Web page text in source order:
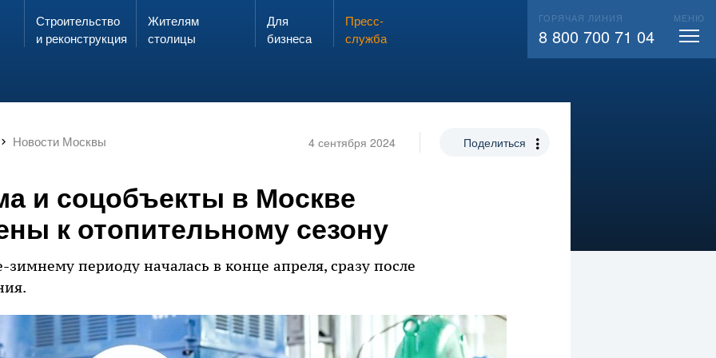
Запах газа?
ЗВОНИ 104 ВЫЗВАТЬ СЛЕСАРЯ
Строительство
и реконструкция
Жителям
столицы
Для
бизнеса
Пресс-
служба
ГОРЯЧАЯ ЛИНИЯ
8 800 700 71 04
МЕНЮ
Новости Москвы 4 сентября 2024 Поделиться
и соцобъекты в Москве
к отопительному сезону
зимнему периоду началась в конце апреля, сразу после